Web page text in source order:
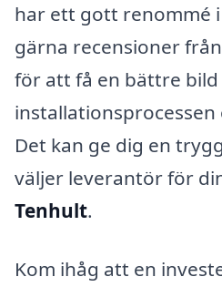
har ett gott renommé
gärna recensioner
för att få en bättre bild
installationsprocessen
Det kan ge dig en
väljer leverantör för
Tenhult.
Kom ihåg att en